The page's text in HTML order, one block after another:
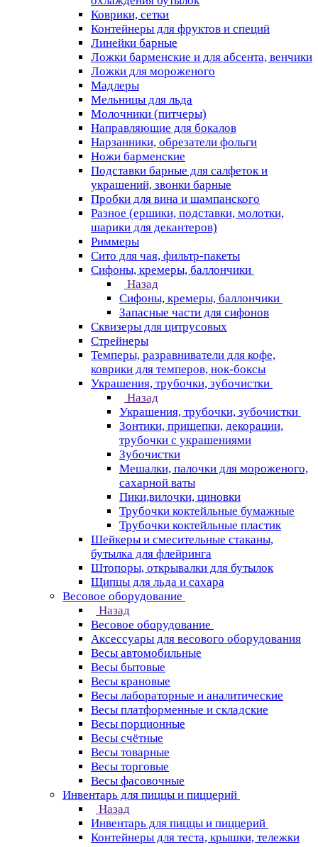
Коврики, сетки
Контейнеры для фруктов и специй
Линейки барные
Ложки барменские и для абсента, венчики
Ложки для мороженого
Мадлеры
Мельницы для льда
Молочники (питчеры)
Направляющие для бокалов
Нарзанники, обрезатели фольги
Ножи барменские
Подставки барные для салфеток и
украшений, звонки барные
Пробки для вина и шампанского
Разное (ершики, подставки, молотки,
шарики для декантеров)
Риммеры
Сито для чая, фильтр-пакеты
Сифоны, кремеры, баллончики
Назад
Сифоны, кремеры, баллончики
Запасные части для сифонов
Сквизеры для цитрусовых
Стрейнеры
Темперы, разравниватели для кофе,
коврики для темперов, нок-боксы
Украшения, трубочки, зубочистки
Назад
Украшения, трубочки, зубочистки
Зонтики, прищепки, декорации,
трубочки с украшениями
Зубочистки
Мешалки, палочки для мороженого,
сахарной ваты
Пики,вилочки, циновки
Трубочки коктейльные бумажные
Трубочки коктейльные пластик
Шейкеры и смесительные стаканы,
бутылка для флейринга
Штопоры, открывалки для бутылок
Щипцы для льда и сахара
Весовое оборудование
Назад
Весовое оборудование
Аксессуары для весового оборудования
Весы автомобильные
Весы бытовые
Весы крановые
Весы лабораторные и аналитические
Весы платформенные и складские
Весы порционные
Весы счётные
Весы товарные
Весы торговые
Весы фасовочные
Инвентарь для пиццы и пиццерий
Назад
Инвентарь для пиццы и пиццерий
Контейнеры для теста, крышки, тележки